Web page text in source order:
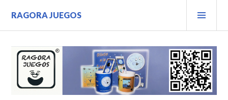
contenido.
RAGORA JUEGOS